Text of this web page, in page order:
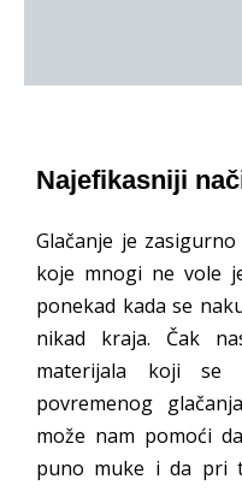
Najefikasniji
Glačanje je
koje mnogi ne vole
ponekad kada se
nikad kraja. Čak
materijala koji se
povremenog
može nam pomoći
puno muke i da pri